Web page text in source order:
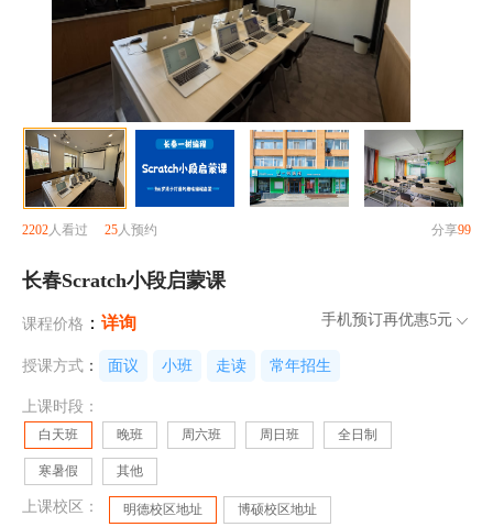
2202人看过 25人预约 分享99
长春Scratch小段启蒙课
课程价格 ： 详询 手机预订再优惠5元
授课方式 ： 面议 小班 走读 常年招生
上课时段：
白天班 晚班 周六班 周日班 全日制
寒暑假 其他
上课校区： 明德校区地址 博硕校区地址